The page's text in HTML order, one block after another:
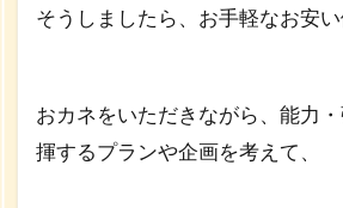
そうしましたら、お手軽なお安い
おカネをいただきながら、能力
揮するプランや企画を考えて、